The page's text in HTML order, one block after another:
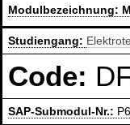
Modulbezeichnung:
Studiengang:
Code:
SAP-Submodul-Nr.: